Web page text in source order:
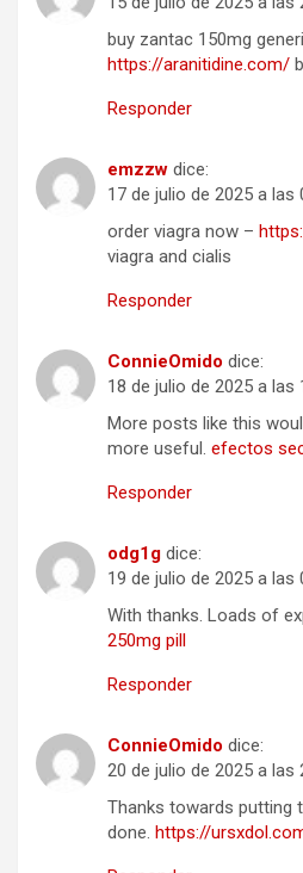
buy zantac 150mg
https://aranitidine.com/
Responder
emzzw dice:
17 de julio de 2025 a las
order viagra now –
viagra and cialis
Responder
ConnieOmido dice:
18 de julio de 2025 a las
More posts like this
more useful. efectos
Responder
odg1g dice:
19 de julio de 2025 a las
With thanks. Loads of
250mg pill
Responder
ConnieOmido dice:
20 de julio de 2025 a las
Thanks towards putting
done. https://